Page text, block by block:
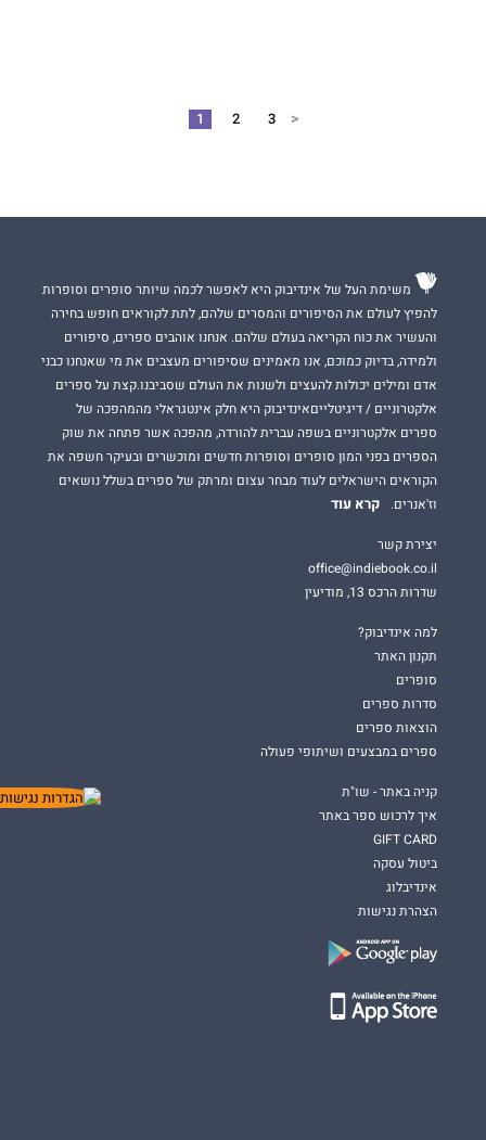
<
3
2
1
משימת העל של אינדיבוק היא לאפשר לכמה שיותר סופרים וסופרות
להפיץ לעולם את הסיפורים והמסרים שלהם, לתת לקוראים חופש בחירה
והעשיר את כוח הקריאה בעולם שלהם. אנחנו אוהבים ספרים, סיפורים
ולמידה, בדיוק כמוכם, אנו מאמינים שסיפורים מעצבים את מי שאנחנו כבני
אדם ומילים יכולות להעצים ולשנות את העולם שסביבנו.קצת על ספרים
אלקטרוניים / דיגיטלייםאינדיבוק היא חלק אינטגראלי מהמהפכה של
ספרים אלקטרוניים בשפה עברית להורדה, מהפכה אשר פתחה את שוק
הספרים בפני המון סופרים וסופרות חדשים ומוכשרים ובעיקר חשפה את
הקוראים הישראלים לעוד מבחר עצום ומרתק של ספרים בשלל נושאים
וז'אנרים.
קרא עוד
יצירת קשר
office@indiebook.co.il
שדרות הרכס 13, מודיעין
למה אינדיבוק?
תקנון האתר
סופרים
סדרות ספרים
הוצאות ספרים
ספרים במבצעים ושיתופי פעולה
קניה באתר - שו"ת
איך לרכוש ספר באתר
GIFT CARD
ביטול עסקה
אינדיבלוג
הצהרת נגישות